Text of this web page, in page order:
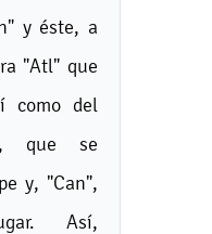
y éste, a
"Atl" que
como del
que se
y, "Can",
Así,